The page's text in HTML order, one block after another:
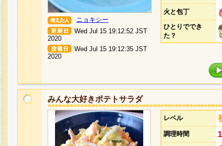
ニョキシー
Wed Jul 15 19:12:52 JST
2020
Wed Jul 15 19:12:35 JST
2020
火と包丁
ひとりででき
た？
みんな大好きポテトサラダ
レベル
調理時間